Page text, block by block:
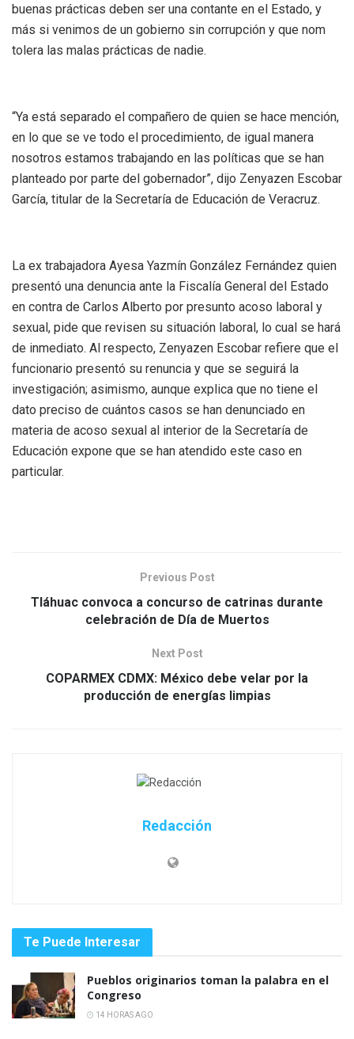
buenas prácticas deben ser una contante en el Estado, y
más si venimos de un gobierno sin corrupción y que nom
tolera las malas prácticas de nadie.
“Ya está separado el compañero de quien se hace mención,
en lo que se ve todo el procedimiento, de igual manera
nosotros estamos trabajando en las políticas que se han
planteado por parte del gobernador”, dijo Zenyazen Escobar
García, titular de la Secretaría de Educación de Veracruz.
La ex trabajadora Ayesa Yazmín González Fernández quien
presentó una denuncia ante la Fiscalía General del Estado
en contra de Carlos Alberto por presunto acoso laboral y
sexual, pide que revisen su situación laboral, lo cual se hará
de inmediato. Al respecto, Zenyazen Escobar refiere que el
funcionario presentó su renuncia y que se seguirá la
investigación; asimismo, aunque explica que no tiene el
dato preciso de cuántos casos se han denunciado en
materia de acoso sexual al interior de la Secretaría de
Educación expone que se han atendido este caso en
particular.
Previous Post
Tláhuac convoca a concurso de catrinas durante
celebración de Día de Muertos
Next Post
COPARMEX CDMX: México debe velar por la
producción de energías limpias
Redacción
Te Puede Interesar
Pueblos originarios toman la palabra en el
Congreso
14 HORAS AGO